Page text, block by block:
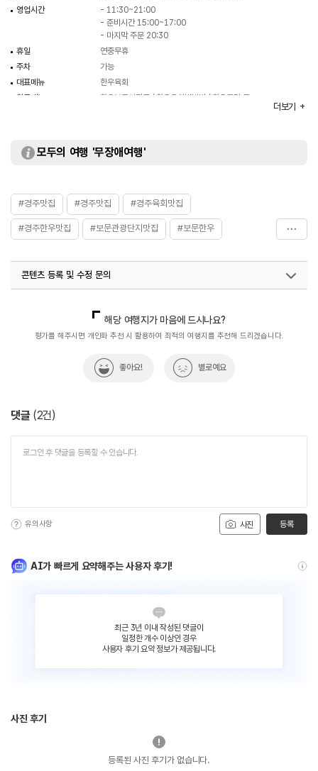
영업시간
- 11:30~21:00
- 준비시간 15:00~17:00
- 마지막 주문 20:30
휴일
연중무휴
주차
가능
대표메뉴
한우육회
취급메뉴
한우불고기전골 / 한우육회비빔밥 / 한우곰탕 등
더보기
모두의 여행 '무장애여행'
#경주맛집 #경주맛집 #경주육회맛집
#경주한우맛집 #보문관광단지맛집 #보문한우
콘텐츠 등록 및 수정 문의
해당 여행지가 마음에 드시나요?
평가를 해주시면 개인화 추천 시 활용하여 최적의 여행지를 추천해 드리겠습니다.
좋아요! 별로예요
댓글 (2건)
사진
유의사항 등록
AI가 빠르게 요약해주는 사용자 후기!
최근 3년 이내 작성된 댓글이
일정한 개수 이상인 경우
사용자 후기 요약 정보가 제공됩니다.
사진 후기
등록된 사진 후기가 없습니다.